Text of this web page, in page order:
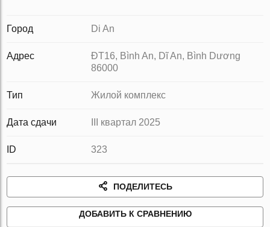
Город Di An
Адрес
ĐT16, Bình An, Dĩ An, Bình Dương
86000
Тип Жилой комплекс
Дата сдачи III квартал 2025
ID 323
ПОДЕЛИТЕСЬ
ДОБАВИТЬ К СРАВНЕНИЮ